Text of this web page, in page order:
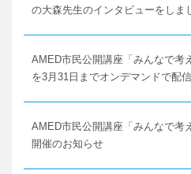
の大森先生のインタビューをしま
AMED市民公開講座「みんなで考
を3月31日までオンデマンドで配
AMED市民公開講座「みんなで考
開催のお知らせ